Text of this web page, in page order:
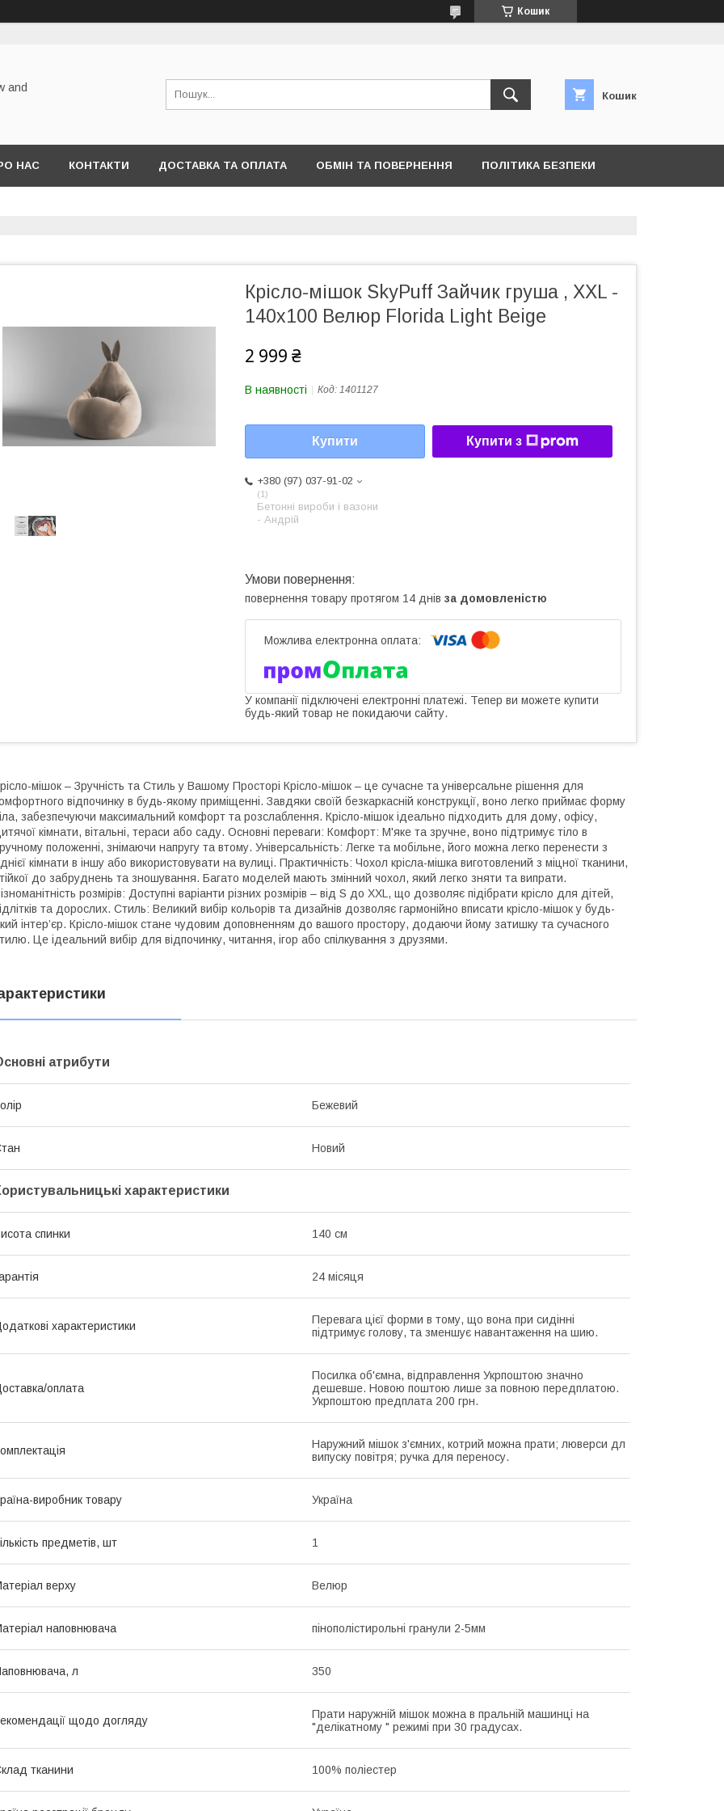
Кошик
and
Кошик
НАС КОНТАКТИ ДОСТАВКА ТА ОПЛАТА ОБМІН ТА ПОВЕРНЕННЯ ПОЛІТИКА БЕЗПЕКИ
Крісло-мішок SkyPuff Зайчик груша , XXL -
140х100 Велюр Florida Light Beige
2 999 ₴
В наявності Код: 1401127
Купити Купити з
+380 (97) 037-91-02
1
Бетонні вироби і вазони
- Андрій
повернення товару протягом 14 днів за домовленістю
У компанії підключені електронні платежі. Тепер ви можете купити
будь-який товар не покидаючи сайту.
мішок – Зручність та Стиль у Вашому Просторі Крісло-мішок – це сучасне та універсальне рішення для
відпочинку в будь-якому приміщенні. Завдяки своїй безкаркасній конструкції, воно легко приймає форму
забезпечуючи максимальний комфорт та розслаблення. Крісло-мішок ідеально підходить для дому, офісу,
кімнати, вітальні, тераси або саду. Основні переваги: Комфорт: М'яке та зручне, воно підтримує тіло в
положенні, знімаючи напругу та втому. Універсальність: Легке та мобільне, його можна легко перенести з
кімнати в іншу або використовувати на вулиці. Практичність: Чохол крісла-мішка виготовлений з міцної тканини,
до забруднень та зношування. Багато моделей мають змінний чохол, який легко зняти та випрати.
розмірів: Доступні варіанти різних розмірів – від S до XXL, що дозволяє підібрати крісло для дітей,
та дорослих. Стиль: Великий вибір кольорів та дизайнів дозволяє гармонійно вписати крісло-мішок у будь-
інтер’єр. Крісло-мішок стане чудовим доповненням до вашого простору, додаючи йому затишку та сучасного
Це ідеальний вибір для відпочинку, читання, ігор або спілкування з друзями.
атрибути
Бежевий
Новий
характеристики
спинки 140 см
24 місяця
характеристики
Перевага цієї форми в тому, що вона при сидінні
підтримує голову, та зменшує навантаження на шию.
оплата
Посилка об'ємна, відправлення Укрпоштою значно
дешевше. Новою поштою лише за повною передплатою.
Укрпоштою предплата 200 грн.
Наружний мішок з'ємних, котрий можна прати; люверси дл
випуску повітря; ручка для переносу.
виробник товару Україна
предметів, шт 1
верху Велюр
наповнювача пінополістирольні гранули 2-5мм
л 350
щодо догляду
Прати наружній мішок можна в пральній машинці на
"делікатному " режимі при 30 градусах.
тканини 100% поліестер